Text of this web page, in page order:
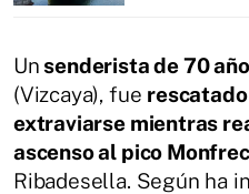
Unsenderista de 70
(Vizcaya), fue
extraviarse mientras
ascenso al pico
Ribadesella. Según ha